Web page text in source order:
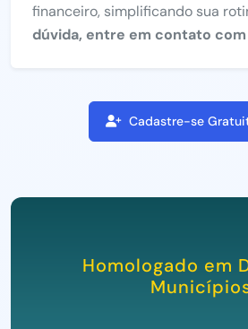
financeiro, simplificando sua
dúvida, entre em contato
Cadastre-se
Homologado em